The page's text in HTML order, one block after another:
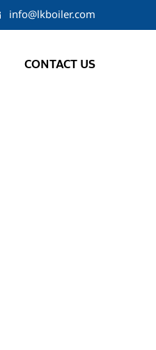
info@lkboiler.com
CONTACT US